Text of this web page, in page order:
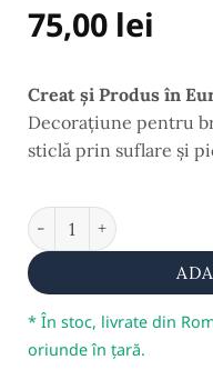
75,00 lei
Creat și Produs în
Decorațiune pentru
sticlă prin suflare și
În stoc
Cantitate Ornament
* În stoc, livrate din
oriunde în țară.